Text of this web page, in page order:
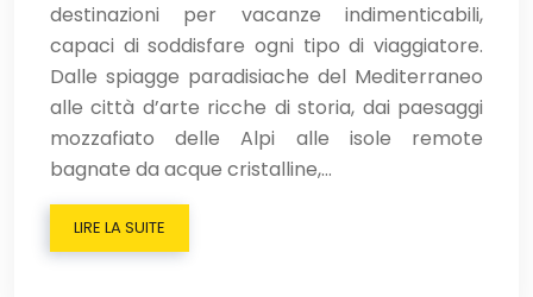
destinazioni per vacanze indimenticabili,
capaci di soddisfare ogni tipo di viaggiatore.
Dalle spiagge paradisiache del Mediterraneo
alle città d’arte ricche di storia, dai paesaggi
mozzafiato delle Alpi alle isole remote
bagnate da acque cristalline,…
LIRE LA SUITE